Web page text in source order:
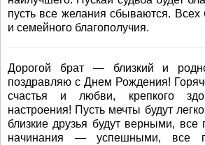
пусть все желания сбываются. Всех
и семейного благополучия.
Дорогой брат — близкий и
поздравляю с Днем Рождения!
счастья и любви, крепкого
настроения! Пусть мечты будут
близкие друзья будут верными,
начинания — успешными, все